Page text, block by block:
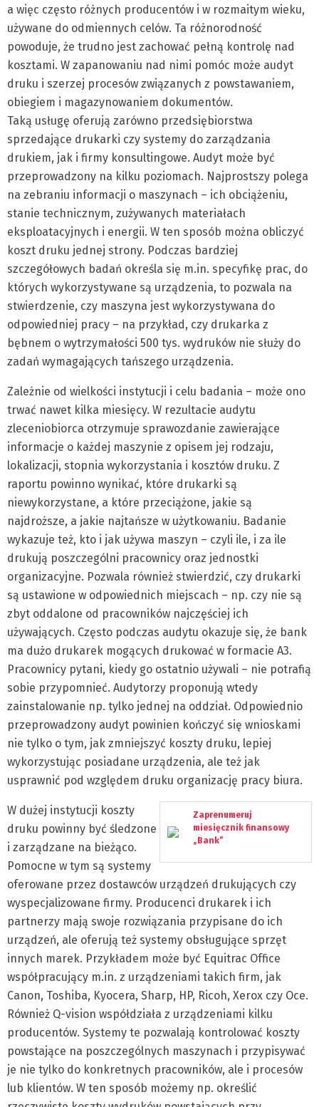
a więc często różnych producentów i w rozmaitym wieku,
używane do odmiennych celów. Ta różnorodność
powoduje, że trudno jest zachować pełną kontrolę nad
kosztami. W zapanowaniu nad nimi pomóc może audyt
druku i szerzej procesów związanych z powstawaniem,
obiegiem i magazynowaniem dokumentów.
Taką usługę oferują zarówno przedsiębiorstwa
sprzedające drukarki czy systemy do zarządzania
drukiem, jak i firmy konsultingowe. Audyt może być
przeprowadzony na kilku poziomach. Najprostszy polega
na zebraniu informacji o maszynach – ich obciążeniu,
stanie technicznym, zużywanych materiałach
eksploatacyjnych i energii. W ten sposób można obliczyć
koszt druku jednej strony. Podczas bardziej
szczegółowych badań określa się m.in. specyfikę prac, do
których wykorzystywane są urządzenia, to pozwala na
stwierdzenie, czy maszyna jest wykorzystywana do
odpowiedniej pracy – na przykład, czy drukarka z
bębnem o wytrzymałości 500 tys. wydruków nie służy do
zadań wymagających tańszego urządzenia.
Zależnie od wielkości instytucji i celu badania – może ono
trwać nawet kilka miesięcy. W rezultacie audytu
zleceniobiorca otrzymuje sprawozdanie zawierające
informacje o każdej maszynie z opisem jej rodzaju,
lokalizacji, stopnia wykorzystania i kosztów druku. Z
raportu powinno wynikać, które drukarki są
niewykorzystane, a które przeciążone, jakie są
najdroższe, a jakie najtańsze w użytkowaniu. Badanie
wykazuje też, kto i jak używa maszyn – czyli ile, i za ile
drukują poszczególni pracownicy oraz jednostki
organizacyjne. Pozwala również stwierdzić, czy drukarki
są ustawione w odpowiednich miejscach – np. czy nie są
zbyt oddalone od pracowników najczęściej ich
używających. Często podczas audytu okazuje się, że bank
ma dużo drukarek mogących drukować w formacie A3.
Pracownicy pytani, kiedy go ostatnio używali – nie potrafią
sobie przypomnieć. Audytorzy proponują wtedy
zainstalowanie np. tylko jednej na oddział. Odpowiednio
przeprowadzony audyt powinien kończyć się wnioskami
nie tylko o tym, jak zmniejszyć koszty druku, lepiej
wykorzystując posiadane urządzenia, ale też jak
usprawnić pod względem druku organizację pracy biura.
Zaprenumeruj
miesięcznik finansowy
„Bank”
W dużej instytucji koszty
druku powinny być śledzone
i zarządzane na bieżąco.
Pomocne w tym są systemy
oferowane przez dostawców urządzeń drukujących czy
wyspecjalizowane firmy. Producenci drukarek i ich
partnerzy mają swoje rozwiązania przypisane do ich
urządzeń, ale oferują też systemy obsługujące sprzęt
innych marek. Przykładem może być Equitrac Office
współpracujący m.in. z urządzeniami takich firm, jak
Canon, Toshiba, Kyocera, Sharp, HP, Ricoh, Xerox czy Oce.
Również Q-vision współdziała z urządzeniami kilku
producentów. Systemy te pozwalają kontrolować koszty
powstające na poszczególnych maszynach i przypisywać
je nie tylko do konkretnych pracowników, ale i procesów
lub klientów. W ten sposób możemy np. określić